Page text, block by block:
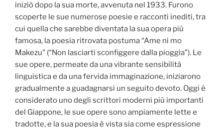
iniziò dopo la sua morte, avvenuta nel 1933. Furono
scoperte le sue numerose poesie e racconti inediti, tra
cui quella che sarebbe diventata la sua opera più
famosa, la poesia ritrovata postuma “Ame ni mo
Makezu” (“Non lasciarti sconfiggere dalla pioggia”). Le
sue opere, permeate da una vibrante sensibilità
linguistica e da una fervida immaginazione, iniziarono
gradualmente a guadagnarsi un seguito devoto. Oggi è
considerato uno degli scrittori moderni più importanti
del Giappone, le sue opere sono ampiamente lette e
tradotte, e la sua poesia è vista sia come espressione